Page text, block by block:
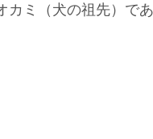
カミ（犬の祖先）で